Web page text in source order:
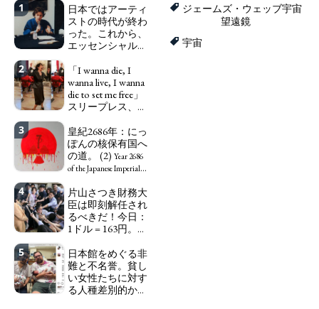
1
日本ではアーティ
ストの時代が終わ
った。これから、
エッセンシャルワ
ワーカー、ソーシ
ャルワーカーと同
じ、アートワーカ
ーになる。We have
word "artist" into the
word "Art Worker"
(similar to "Essential
Worker", "Sex Worker" or
2
「I wanna die, I
wanna live, I wanna
die to set me free」
スリープレス、セ
で、自己憐憫に浸
る日本人女性サナ
エ：道標としての
破壊。"I wanna die, I
set me free" - Sanae, a
Japanese woman who is
sleepless, sexless, depressive
and wallowing in self-
guidepost.
3
皇紀2686年：にっ
ぽんの核保有国へ
の道。 (2) Year 2686
of the Japanese Imperial
Becoming a Nuclear
Power. (2)
4
片山さつき財務大
臣は即刻解任され
るべきだ！今日：
1ドル = 163円。に
自分の円を吸って
いる。高市早苗首
相「円安で外為特
会ホクホク」 為
5
日本館をめぐる非
難と不名誉。貧し
い女性たちに対す
る人種差別的かつ
ジェームズ・ウェッブ宇宙
望遠鏡
宇宙